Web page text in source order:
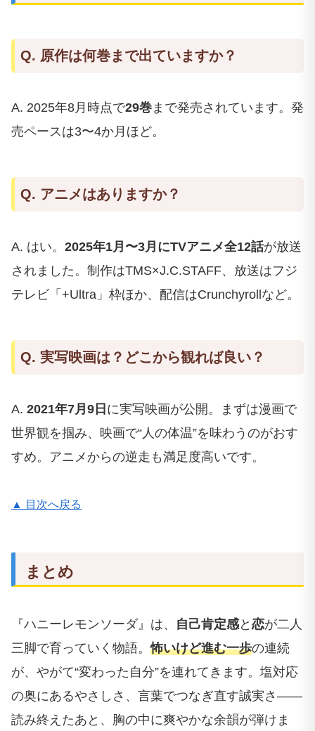
Q. 原作は何巻まで出ていますか？
A. 2025年8月時点で29巻まで発売されています。発
売ペースは3〜4か月ほど。
Q. アニメはありますか？
A. はい。 2025年1月〜3月にTVアニメ全12話が放送
されました。制作はTMS×J.C.STAFF、放送はフジ
テレビ「+Ultra」枠ほか、配信はCrunchyrollなど。
Q. 実写映画は？どこから観れば良い？
A. 2021年7月9日 に実写映画が公開。まずは漫画で
世界観を掴み、映画で“人の体温”を味わうのがおす
すめ。アニメからの逆走も満足度高いです。
▲ 目次へ戻る
まとめ
『ハニーレモンソーダ』は、 自己肯定感と 恋が二人
三脚で育っていく物語。怖いけど進む一歩の連続
が、やがて“変わった自分”を連れてきます。塩対応
の奥にあるやさしさ、言葉でつなぎ直す誠実さ——
読み終えたあと、胸の中に爽やかな余韻が弾けま